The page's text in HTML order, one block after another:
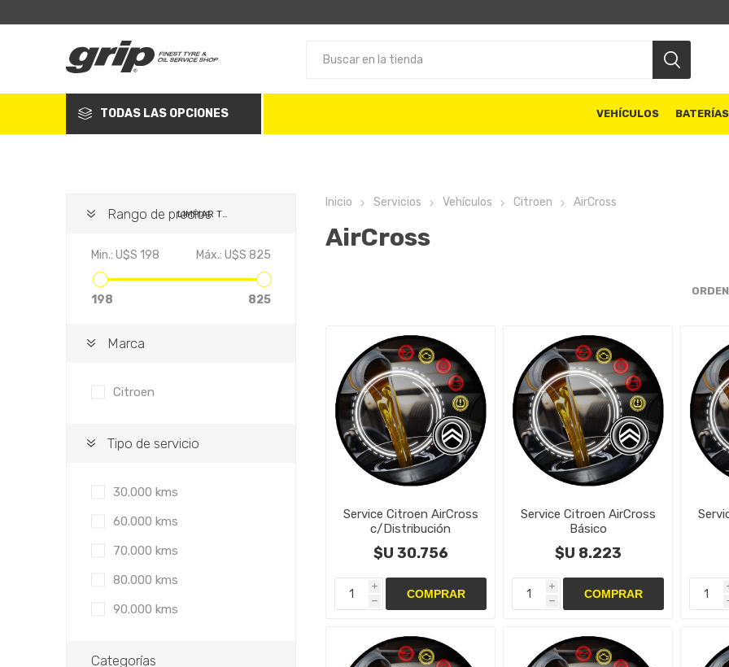
TODAS LAS OPCIONES VEHÍCULOS BATERÍAS
Inicio Servicios Vehículos Citroen AirCross
AirCross
Service Citroen AirCross
c/Distribución
$U 30.756
i
h
Service Citroen AirCross
Básico
$U 8.223
i
h
LIMPIAR TODO
Rango de precios
Min.: U$S 198 Máx.: U$S 825
198 825
Marca
Citroen
Tipo de servicio
30.000 kms
60.000 kms
70.000 kms
80.000 kms
90.000 kms
Categorías